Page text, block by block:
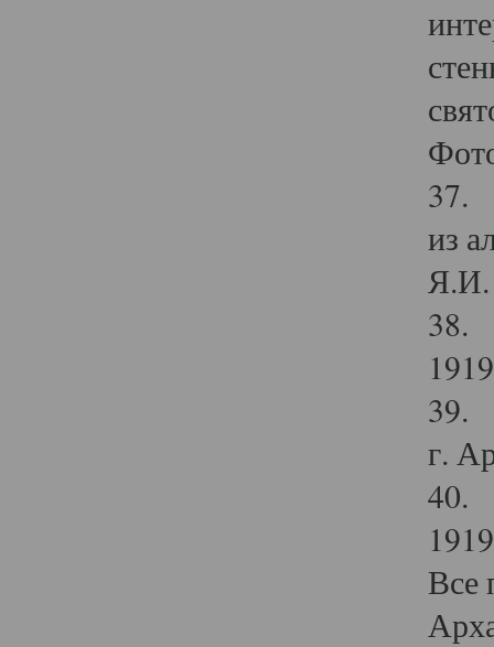
37.
из
Я.И.
38.
39.
г.
40.
Все